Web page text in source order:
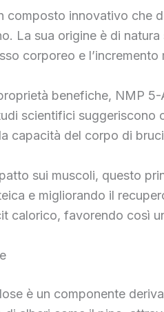
composto innovativo che
La sua origine è di
corporeo e l’incremento
benefiche, NMP
scientifici suggeriscono
capacità del corpo di
sui muscoli, questo
e migliorando il
calorico, favorendo così
è un componente